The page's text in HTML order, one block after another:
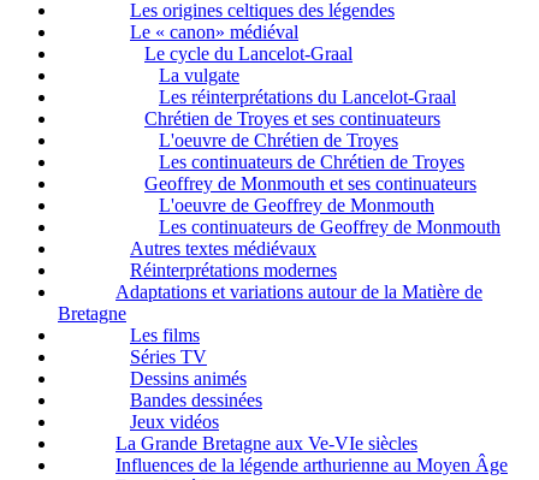
Les origines celtiques des légendes
Le « canon» médiéval
Le cycle du Lancelot-Graal
La vulgate
Les réinterprétations du Lancelot-Graal
Chrétien de Troyes et ses continuateurs
L'oeuvre de Chrétien de Troyes
Les continuateurs de Chrétien de Troyes
Geoffrey de Monmouth et ses continuateurs
L'oeuvre de Geoffrey de Monmouth
Les continuateurs de Geoffrey de Monmouth
Autres textes médiévaux
Réinterprétations modernes
Adaptations et variations autour de la Matière de
Bretagne
Les films
Séries TV
Dessins animés
Bandes dessinées
Jeux vidéos
La Grande Bretagne aux Ve-VIe siècles
Influences de la légende arthurienne au Moyen Âge